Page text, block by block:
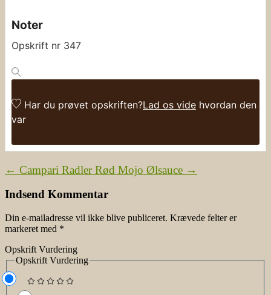
Noter
Opskrift nr 347
Har du prøvet opskriften?Lad os vide hvordan den
var
← Campari Radler Rød Mojo Ølsauce →
Indsend Kommentar
Din e-mailadresse vil ikke blive publiceret. Krævede felter er
markeret med *
Opskrift Vurdering
Opskrift Vurdering